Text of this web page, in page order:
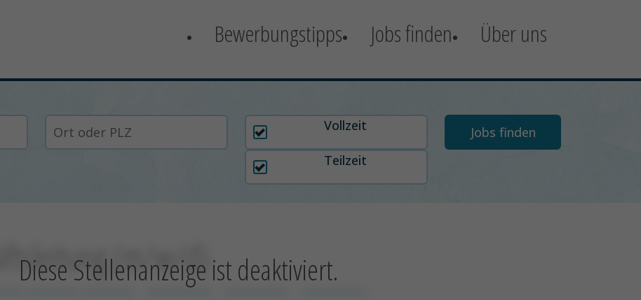
Bewerbungstipps Jobs finden Über uns
Arbeitszeit auswählen
Vollzeit
Teilzeit
Diese Stellenanzeige ist deaktiviert.
(m/w/d)
xxxxxxxxxx